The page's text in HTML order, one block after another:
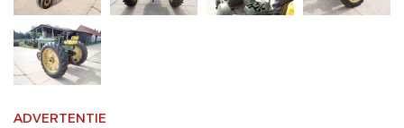
ADVERTENTIE